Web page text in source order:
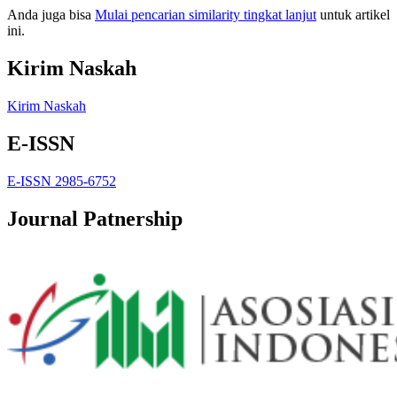
Anda juga bisa Mulai pencarian similarity tingkat lanjut untuk artikel
ini.
Kirim Naskah
Kirim Naskah
E-ISSN
E-ISSN 2985-6752
Journal Patnership